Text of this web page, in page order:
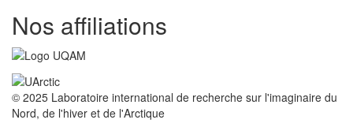
Nos affiliations
© 2025 Laboratoire international de recherche sur l'imaginaire du
Nord, de l'hiver et de l'Arctique